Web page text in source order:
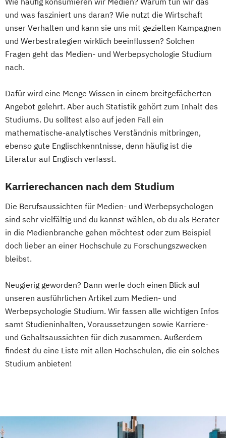
und was fasziniert uns daran? Wie nutzt die Wirtschaft
unser Verhalten und kann sie uns mit gezielten Kampagnen
und Werbestrategien wirklich beeinflussen? Solchen
Fragen geht das Medien- und Werbepsychologie Studium
nach.
Dafür wird eine Menge Wissen in einem breitgefächerten
Angebot gelehrt. Aber auch Statistik gehört zum Inhalt des
Studiums. Du solltest also auf jeden Fall ein
mathematische-analytisches Verständnis mitbringen,
ebenso gute Englischkenntnisse, denn häufig ist die
Literatur auf Englisch verfasst.
Karrierechancen nach dem Studium
Die Berufsaussichten für Medien- und Werbepsychologen
sind sehr vielfältig und du kannst wählen, ob du als Berater
in die Medienbranche gehen möchtest oder zum Beispiel
doch lieber an einer Hochschule zu Forschungszwecken
bleibst.
Neugierig geworden? Dann werfe doch einen Blick auf
unseren ausführlichen Artikel zum Medien- und
Werbepsychologie Studium. Wir fassen alle wichtigen Infos
samt Studieninhalten, Voraussetzungen sowie Karriere-
und Gehaltsaussichten für dich zusammen. Außerdem
findest du eine Liste mit allen Hochschulen, die ein solches
Studium anbieten!